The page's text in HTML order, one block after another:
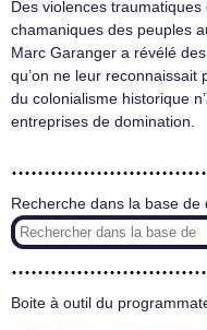
Des violences
chamaniques des peuples
Marc Garanger a révélé
qu’on ne leur
du colonialisme historique
entreprises de domination.
Recherche dans la base de
Boite à outil du